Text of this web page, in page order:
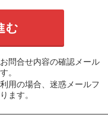
問合せ内容の確認メール
。
用の場合、迷惑メールフ
ます。